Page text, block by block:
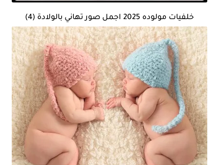
خلفيات مولوده 2025 اجمل صور تهاني بالولادة (4)